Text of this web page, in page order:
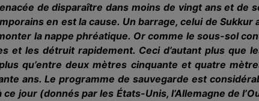
de disparaître dans moins de vingt ans et de
en est la cause. Un barrage, celui de
la nappe phréatique. Or comme le sous-sol
et les détruit rapidement. Ceci d’autant plus que
qu’entre deux mètres cinquante et quatre
ans. Le programme de sauvegarde est
ce jour (donnés par les États-Unis, l’Allemagne de